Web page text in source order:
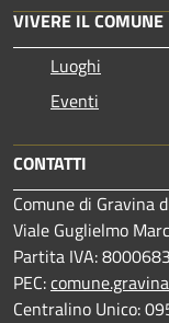
VIVERE IL COMUNE
Luoghi
Eventi
CONTATTI
Comune di Gravina
Viale Guglielmo
Partita IVA:
PEC:
Centralino Unico: